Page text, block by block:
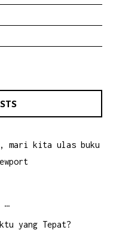
mari kita ulas buku
…
yang Tepat?